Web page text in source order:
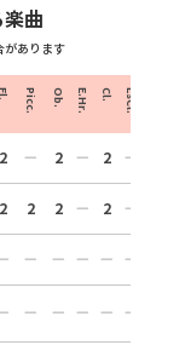
曲
があります
Fl. Picc. Ob. E.Hr. Cl. EsCl.
2 2 2
2 2 2 2